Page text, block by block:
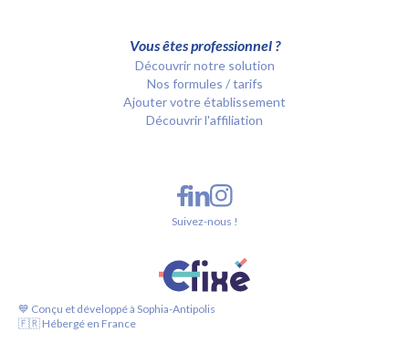
Vous êtes professionnel ?
Découvrir notre solution
Nos formules / tarifs
Ajouter votre établissement
Découvrir l'affiliation
💙 Conçu et développé à Sophia-Antipolis
🇫🇷 Hébergé en France
Suivez-nous !